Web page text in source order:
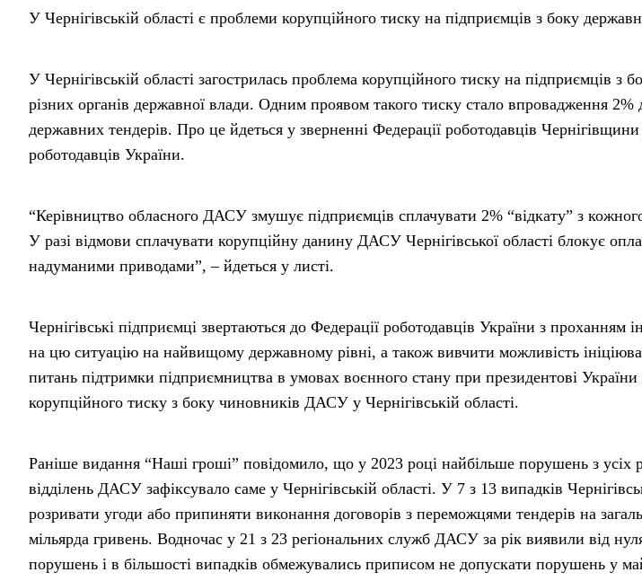
У Чернігівській області є проблеми корупційного тиску на підприємців з боку
У Чернігівській області загострилась проблема корупційного тиску на підприємців з
різних органів державної влади. Одним проявом такого тиску стало впровадження
державних тендерів. Про це йдеться у зверненні Федерації роботодавців
роботодавців України.
“Керівництво обласного ДАСУ змушує підприємців сплачувати 2% “відкату” з
У разі відмови сплачувати корупційну данину ДАСУ Чернігівської області блокує
надуманими приводами”, – йдеться у листі.
Чернігівські підприємці звертаються до Федерації роботодавців України з проханням
на цю ситуацію на найвищому державному рівні, а також вивчити можливість
питань підтримки підприємництва в умовах воєнного стану при президентові
корупційного тиску з боку чиновників ДАСУ у Чернігівській області.
Раніше видання “Наші гроші” повідомило, що у 2023 році найбільше порушень з усіх
відділень ДАСУ зафіксувало саме у Чернігівській області. У 7 з 13 випадків
розривати угоди або припиняти виконання договорів з переможцями тендерів на
мільярда гривень. Водночас у 21 з 23 регіональних служб ДАСУ за рік виявили від
порушень і в більшості випадків обмежувались приписом не допускати порушень у